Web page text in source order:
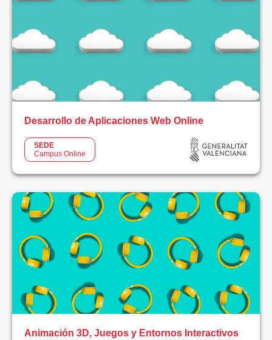
FILTROS
Desarrollo de Aplicaciones Web Online
SEDE
Campus Online
Animación 3D, Juegos y Entornos Interactivos